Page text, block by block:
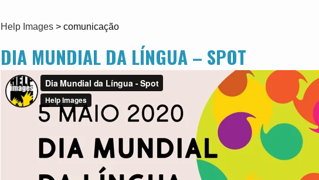
Help Images> comunicação
DIA MUNDIAL DA LÍNGUA – SPOT